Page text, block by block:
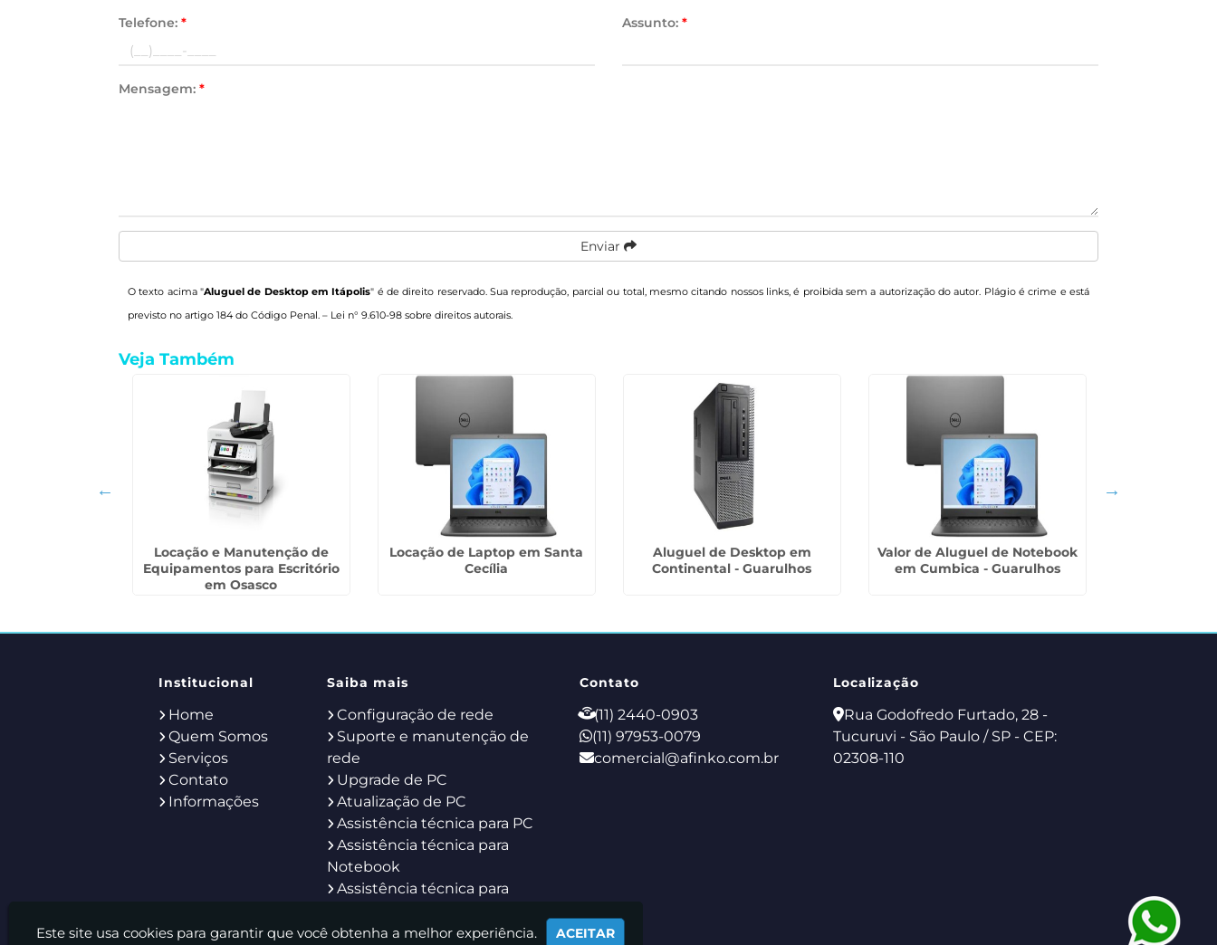
Telefone: * Assunto: *
Mensagem: *
Enviar
O texto acima "Aluguel de Desktop em Itápolis" é de direito reservado. Sua reprodução, parcial ou total, mesmo citando nossos links, é proibida sem a autorização do autor. Plágio é crime e está
previsto no artigo 184 do Código Penal. – Lei n° 9.610-98 sobre direitos autorais.
Veja Também
Locação e Manutenção de
Equipamentos para Escritório
em Osasco
Locação de Laptop em Santa
Cecília
Aluguel de Desktop em
Continental - Guarulhos
Valor de Aluguel de Notebook
em Cumbica - Guarulhos
Institucional
Home
Quem Somos
Serviços
Contato
Informações
Saiba mais
Configuração de rede
Suporte e manutenção de
rede
Upgrade de PC
Atualização de PC
Assistência técnica para PC
Assistência técnica para
Notebook
Assistência técnica para
Help Desk
Contato
(11) 2440-0903
(11) 97953-0079
comercial@afinko.com.br
Localização
Rua Godofredo Furtado, 28 -
Tucuruvi - São Paulo / SP - CEP:
02308-110
Este site usa cookies para garantir que você obtenha a melhor experiência. ACEITAR